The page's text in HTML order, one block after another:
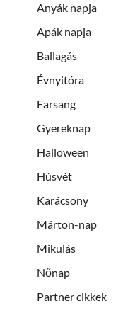
Anyák napja
Apák napja
Ballagás
Évnyitóra
Farsang
Gyereknap
Halloween
Húsvét
Karácsony
Márton-nap
Mikulás
Nőnap
Partner cikkek